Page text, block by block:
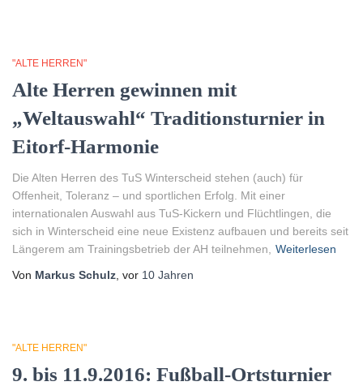
"ALTE HERREN"
Alte Herren gewinnen mit
„Weltauswahl“ Traditionsturnier in
Eitorf-Harmonie
Die Alten Herren des TuS Winterscheid stehen (auch) für
Offenheit, Toleranz – und sportlichen Erfolg. Mit einer
internationalen Auswahl aus TuS-Kickern und Flüchtlingen, die
sich in Winterscheid eine neue Existenz aufbauen und bereits seit
Längerem am Trainingsbetrieb der AH teilnehmen,
Weiterlesen
Von Markus Schulz , vor 10 Jahren
"ALTE HERREN"
9. bis 11.9.2016: Fußball-Ortsturnier